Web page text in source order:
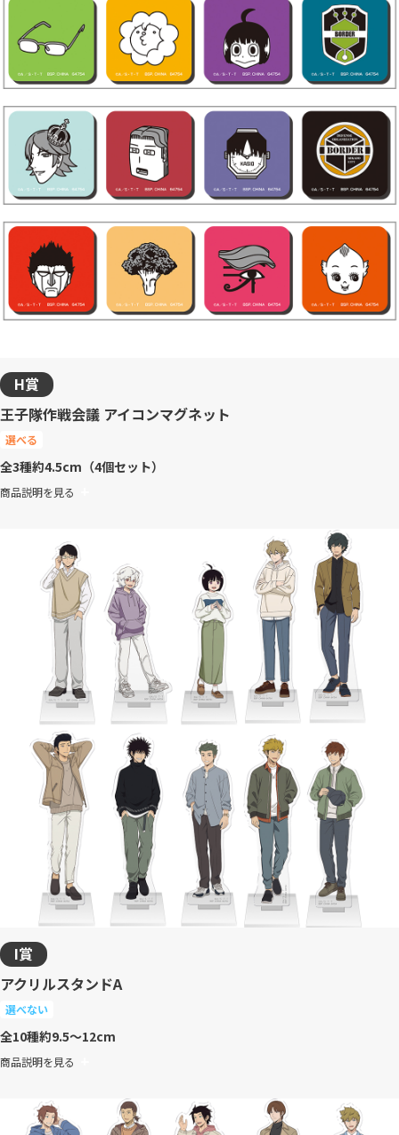
H賞
王子隊作戦会議 アイコンマグネット
選べる
全3種約4.5cm（4個セット）
商品説明を見る
I賞
アクリルスタンドA
選べない
全10種約9.5～12cm
商品説明を見る